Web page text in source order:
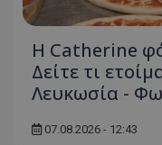
Η Catherine
Δείτε τι
Λευκωσία -
07.08.2026 - 12:43
βασικές
σύνδεση
Ο ιστότοπος
χωρίς τα